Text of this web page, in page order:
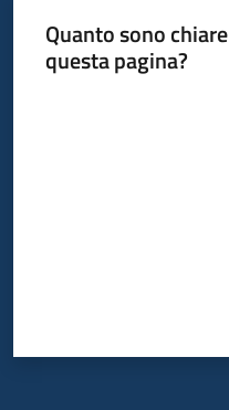
Quanto sono
questa pagina?